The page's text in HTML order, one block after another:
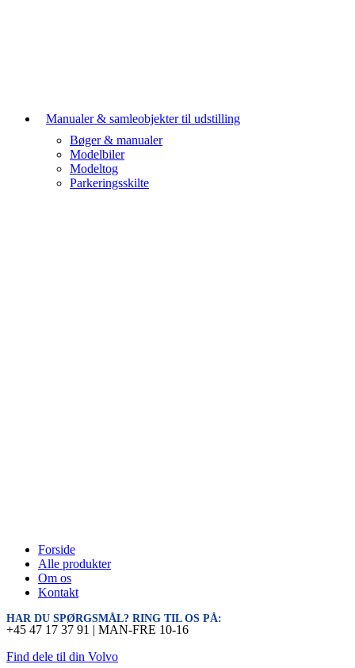
Manualer & samleobjekter til udstilling
Bøger & manualer
Modelbiler
Modeltog
Parkeringsskilte
Forside
Alle produkter
Om os
Kontakt
HAR DU SPØRGSMÅL? RING TIL OS PÅ:
+45 47 17 37 91 | MAN-FRE 10-16
Find dele til din Volvo